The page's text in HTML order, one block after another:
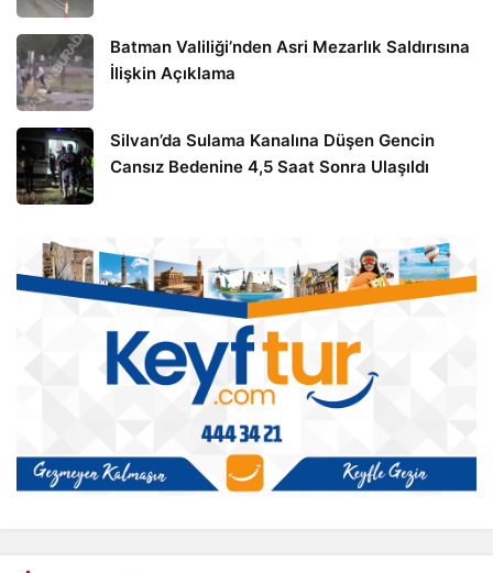
Batman Valiliği’nden Asri Mezarlık Saldırısına
İlişkin Açıklama
Silvan’da Sulama Kanalına Düşen Gencin
Cansız Bedenine 4,5 Saat Sonra Ulaşıldı